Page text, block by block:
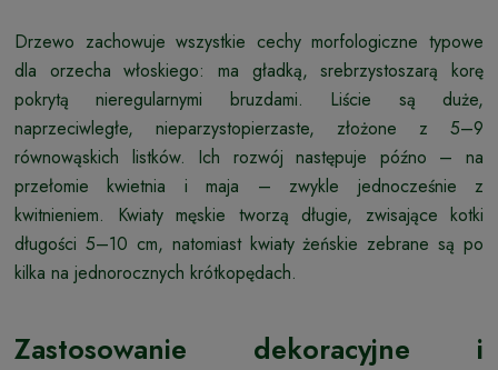
Drzewo zachowuje wszystkie cechy morfologiczne typowe
dla orzecha włoskiego: ma gładką, srebrzystoszarą korę
pokrytą nieregularnymi bruzdami. Liście są duże,
naprzeciwległe, nieparzystopierzaste, złożone z 5–9
równowąskich listków. Ich rozwój następuje późno – na
przełomie kwietnia i maja – zwykle jednocześnie z
kwitnieniem. Kwiaty męskie tworzą długie, zwisające kotki
długości 5–10 cm, natomiast kwiaty żeńskie zebrane są po
kilka na jednorocznych krótkopędach.
Zastosowanie dekoracyjne i